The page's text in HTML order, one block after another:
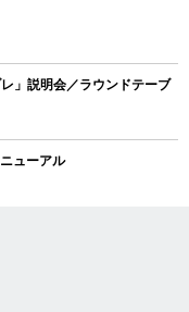
」説明会／ラウンドテーブ
ューアル